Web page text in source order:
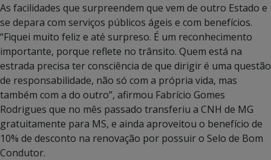
As facilidades que surpreendem que vem de outro Estado e
se depara com serviços públicos ágeis e com benefícios.
“Fiquei muito feliz e até surpreso. É um reconhecimento
importante, porque reflete no trânsito. Quem está na
estrada precisa ter consciência de que dirigir é uma questão
de responsabilidade, não só com a própria vida, mas
também com a do outro”, afirmou Fabrício Gomes
Rodrigues que no mês passado transferiu a CNH de MG
gratuitamente para MS, e ainda aproveitou o benefício de
10% de desconto na renovação por possuir o Selo de Bom
Condutor.